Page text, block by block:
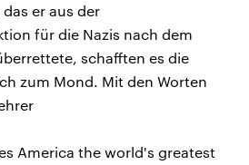
er aus der
für die Nazis nach dem
schafften es die
zum Mond. Mit den Worten
America the world's greatest